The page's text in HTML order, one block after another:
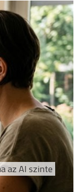
az AI szinte